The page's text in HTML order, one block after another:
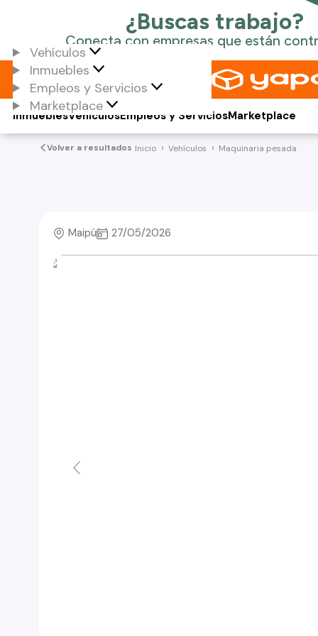
Vehículos
Inmuebles
Empleos y Servicios
Marketplace
Vehículos
Inmuebles Empleos y ServiciosMarketplace
Volver a resultados Inicio Vehículos Maquinaria pesada
Maipú 27/05/2026